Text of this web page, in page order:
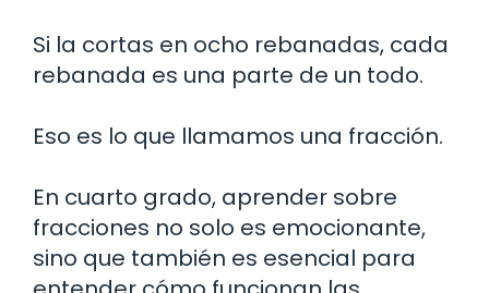
Si la cortas en ocho rebanadas, cada
rebanada es una parte de un todo.
Eso es lo que llamamos una fracción.
En cuarto grado, aprender sobre
fracciones no solo es emocionante,
sino que también es esencial para